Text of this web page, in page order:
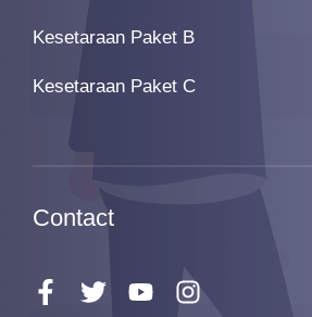
Kesetaraan Paket B
Kesetaraan Paket C
Contact